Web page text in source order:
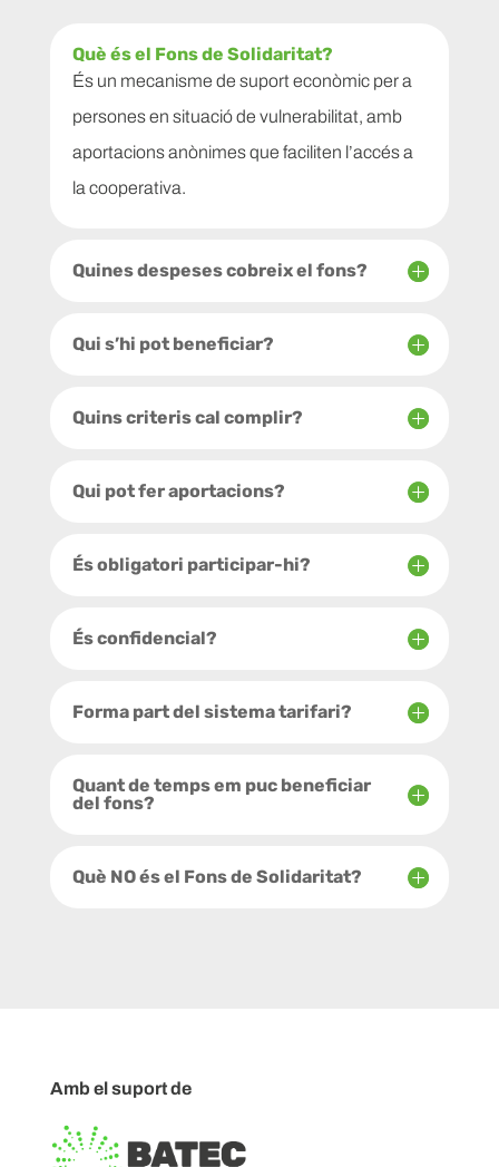
Què és el Fons de Solidaritat?
És un mecanisme de suport econòmic per a
persones en situació de vulnerabilitat, amb
aportacions anònimes que faciliten l’accés a
la cooperativa.
Quines despeses cobreix el fons?
Qui s’hi pot beneficiar?
Quins criteris cal complir?
Qui pot fer aportacions?
És obligatori participar-hi?
És confidencial?
Forma part del sistema tarifari?
Quant de temps em puc beneficiar
del fons?
Què NO és el Fons de Solidaritat?
Amb el suport de